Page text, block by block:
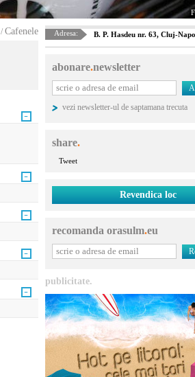
/ Cafenele Adresa: B. P. Hasdeu nr. 63, Cluj-
abonare.newsletter
vezi newsletter-ul de saptamana trecuta
share.
Tweet
Revendica loc
recomanda orasulm.eu
publicitate.